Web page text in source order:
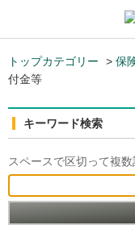
トップカテゴリー > 保
付金等
キーワード検索
スペースで区切って複